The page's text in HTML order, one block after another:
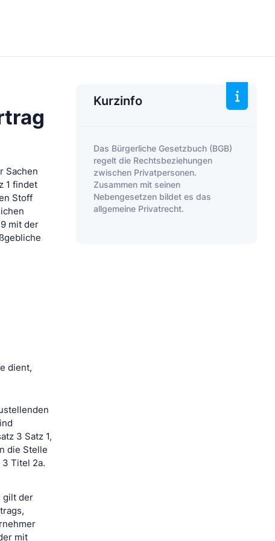
Sachen
1 findet
Stoff
mit der
dient,
3 Satz 1,
die Stelle
Titel 2a.
gilt der
mit
Kurzinfo
Das Bürgerliche Gesetzbuch (BGB)
regelt die Rechtsbeziehungen
zwischen Privatpersonen.
Zusammen mit seinen
Nebengesetzen bildet es das
allgemeine Privatrecht.